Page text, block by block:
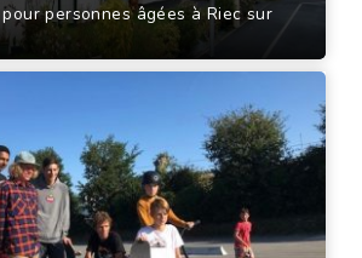
personnes âgées à Riec sur